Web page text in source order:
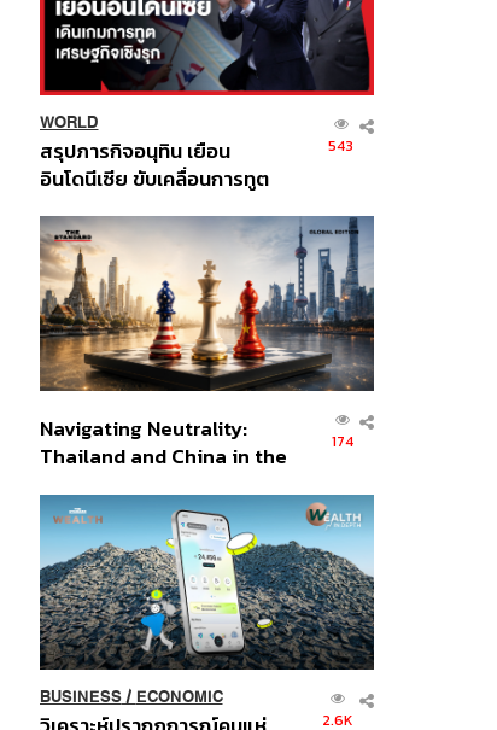
WORLD
สรุปภารกิจอนุทิน เยือน
อินโดนีเซีย ขับเคลื่อนการทูต
ส่วนยุทธศาสตร์ไทย –
อินโดนีเซีย
543
Navigating Neutrality:
Thailand and China in the
Order
174
BUSINESS/ ECONOMIC
2.6K